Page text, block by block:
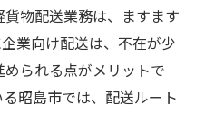
軽貨物ドライバーの魅
の新しいキャリアパス
物配送業務は、ますます
業向け配送は、不在が少
られる点がメリットで
昭島市では、配送ルート